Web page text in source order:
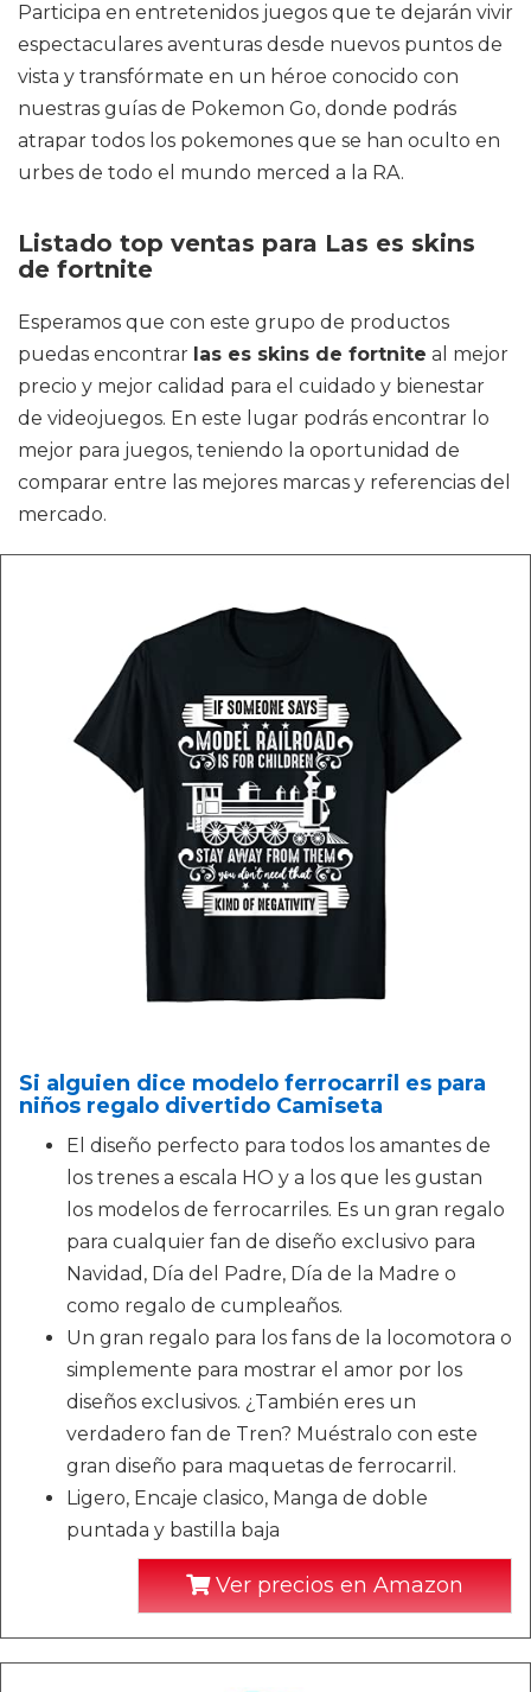
Participa en entretenidos juegos que te dejarán vivir
espectaculares aventuras desde nuevos puntos de
vista y transfórmate en un héroe conocido con
nuestras guías de Pokemon Go, donde podrás
atrapar todos los pokemones que se han oculto en
urbes de todo el mundo merced a la RA.
Listado top ventas para Las es skins
de fortnite
Esperamos que con este grupo de productos
puedas encontrar las es skins de fortnite al mejor
precio y mejor calidad para el cuidado y bienestar
de videojuegos. En este lugar podrás encontrar lo
mejor para juegos, teniendo la oportunidad de
comparar entre las mejores marcas y referencias del
mercado.
Si alguien dice modelo ferrocarril es para
niños regalo divertido Camiseta
El diseño perfecto para todos los amantes de
los trenes a escala HO y a los que les gustan
los modelos de ferrocarriles. Es un gran regalo
para cualquier fan de diseño exclusivo para
Navidad, Día del Padre, Día de la Madre o
como regalo de cumpleaños.
Un gran regalo para los fans de la locomotora o
simplemente para mostrar el amor por los
diseños exclusivos. ¿También eres un
verdadero fan de Tren? Muéstralo con este
gran diseño para maquetas de ferrocarril.
Ligero, Encaje clasico, Manga de doble
puntada y bastilla baja
Ver precios en Amazon